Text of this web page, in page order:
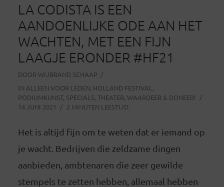
LA CODISTA IS EEN
AANDOENLIJKE ODE AAN HET
WACHTEN, MET EEN FIJN
LAAGJE ERONDER #HF21
DOOR WIJBRAND SCHAAP
IN ALLEEN VOOR LEDEN, HOLLAND FESTIVAL ,
PODIUMKUNST, SPECIALS, THEATER, WAARDEER & DONEER!
14 JUNI 2021
2 MINUTEN LEESTIJD
Het is altijd fijn om te weten dat er iemand op
je wacht. Bedrijven die zeldzame dingen
aanbieden, ambtenaren die zeer gewilde
stempels te zetten hebben, allemaal hebben